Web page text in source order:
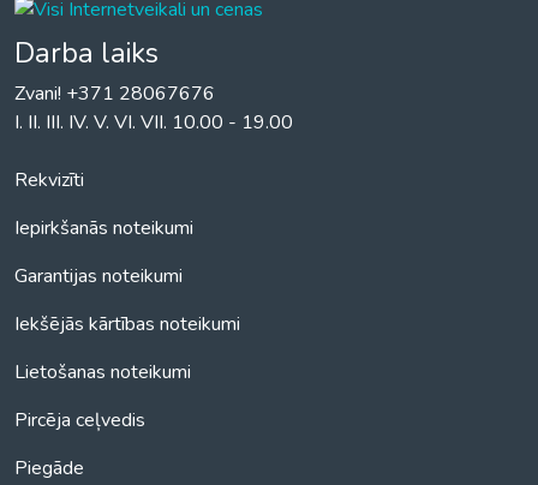
Darba laiks
Zvani! +371 28067676
I. II. III. IV. V. VI. VII. 10.00 - 19.00
Rekvizīti
Iepirkšanās noteikumi
Garantijas noteikumi
Iekšējās kārtības noteikumi
Lietošanas noteikumi
Pircēja ceļvedis
Piegāde